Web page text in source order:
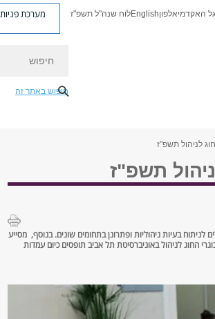
האקדמיאלפוןEnglishלוח שנה"ל תשפ"ז מערכת פניות
חיפוש באתר זה
לניהול תשפ"ז
תשפ"ז
לניתוח בעיות ניהוליות ופתרונן בתחומים שונים. בנוסף, מסייע
החוג לניהול באוניברסיטת תל אביב תופסים כיום עמדות